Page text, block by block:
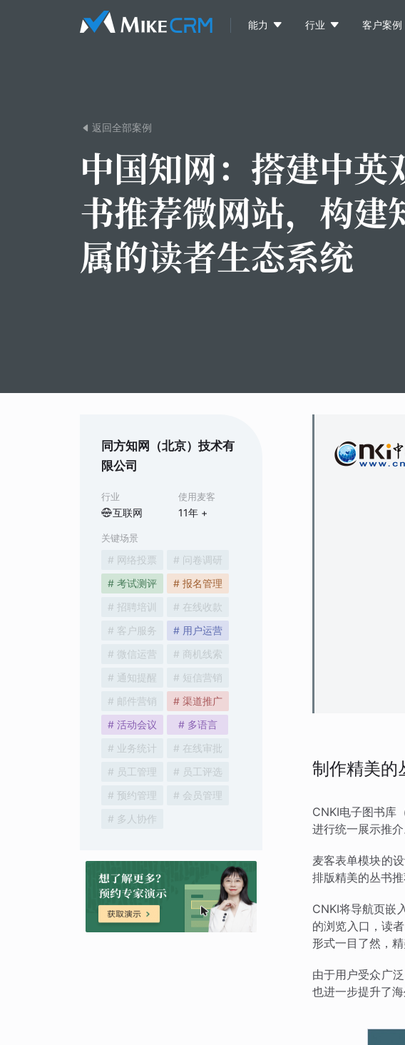
能力  行业  客户案例
 返回全部案例
中国知网： 搭建中英
书推荐微网站，构建
属的读者生态系统
同方知网（北京）技术有
限公司
行业
互联网
使用麦客
11年 +
关键场景
# 网络投票
# 问卷调研
# 考试测评
# 报名管理
# 招聘培训
# 在线收款
# 客户服务
# 用户运营
# 微信运营
# 商机线索
# 通知提醒
# 短信营销
# 邮件营销
# 渠道推广
# 活动会议
# 多语言
# 业务统计
# 在线审批
# 员工管理
# 员工评选
# 预约管理
# 会员管理
# 多人协作
制作精美的
CNKI电子图书库
进行统一展示推介
麦客表单模块的
排版精美的丛书推
CNKI将导航页嵌
的浏览入口，读
形式一目了然，
由于用户受众广
也进一步提升了海